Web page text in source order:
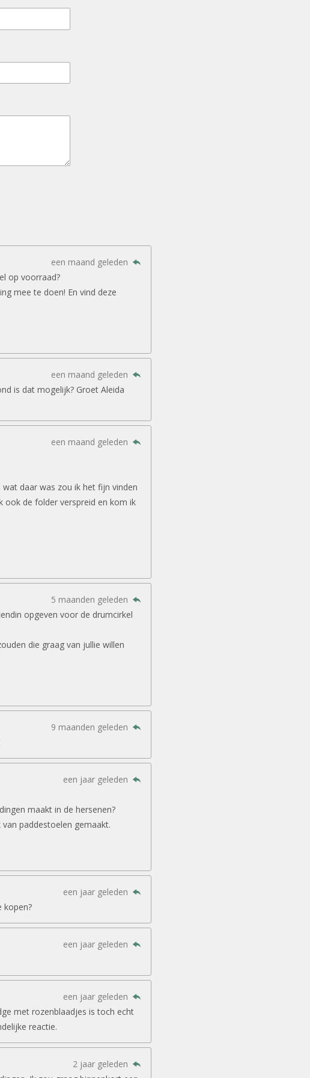
een maand geleden
op voorraad?
mee te doen! En vind deze
een maand geleden
is dat mogelijk? Groet Aleida
een maand geleden
daar was zou ik het fijn vinden
ook de folder verspreid en kom ik
5 maanden geleden
opgeven voor de drumcirkel
die graag van jullie willen
9 maanden geleden
een jaar geleden
maakt in de hersenen?
paddestoelen gemaakt.
een jaar geleden
kopen?
een jaar geleden
een jaar geleden
met rozenblaadjes is toch echt
reactie.
2 jaar geleden